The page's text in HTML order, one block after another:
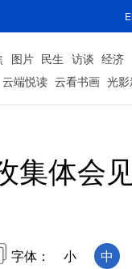
图片 民生 访谈 经济
云端悦读 云看书画 光
集体会
字体： 小 中